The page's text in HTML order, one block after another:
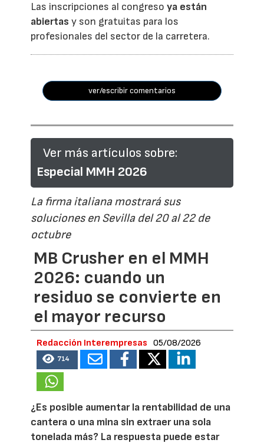
Las inscripciones al congresoya están
abiertas y son gratuitas para los
profesionales del sector de la carretera.
ver/escribir comentarios
Ver más artículos sobre:
Especial MMH 2026
La firma italiana mostrará sus
soluciones en Sevilla del 20 al 22 de
octubre
MB Crusher en el MMH
2026: cuando un
residuo se convierte en
el mayor recurso
Redacción Interempresas 05/08/2026
714
¿Es posible aumentar la rentabilidad de una
cantera o una mina sin extraer una sola
tonelada más? La respuesta puede estar